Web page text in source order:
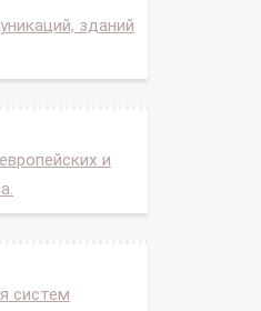
зданий
и
систем